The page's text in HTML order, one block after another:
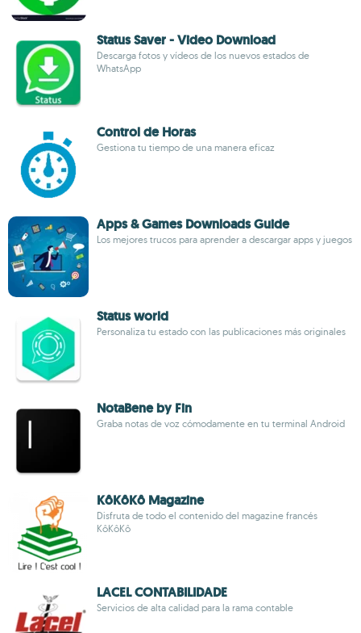
Status Saver - Video Download
Descarga fotos y vídeos de los nuevos estados de
WhatsApp
Control de Horas
Gestiona tu tiempo de una manera eficaz
Apps & Games Downloads Guide
Los mejores trucos para aprender a descargar apps y juegos
Status world
Personaliza tu estado con las publicaciones más originales
NotaBene by Fin
Graba notas de voz cómodamente en tu terminal Android
KôKôKô Magazine
Disfruta de todo el contenido del magazine francés
KôKôKô
LACEL CONTABILIDADE
Servicios de alta calidad para la rama contable